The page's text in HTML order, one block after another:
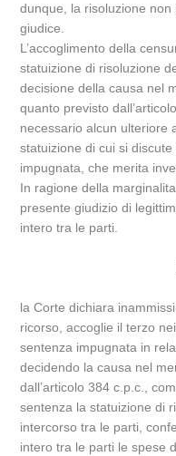
dunque, la risoluzione non
giudice.
L’accoglimento della
statuizione di risoluzione
decisione della causa nel
quanto previsto
necessario alcun ulteriore
statuizione di cui si
impugnata, che merita
In ragione della
presente giudizio di
intero tra le parti.
la Corte dichiara
ricorso, accoglie il terzo
sentenza impugnata in
decidendo la causa nel
dall’articolo 384 c.p.c.,
sentenza la statuizione di
intercorso tra le parti,
intero tra le parti le spese